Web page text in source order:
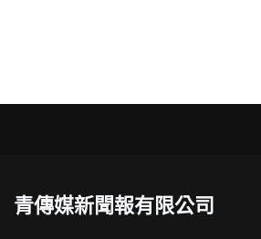
青傳媒新聞報有限公司